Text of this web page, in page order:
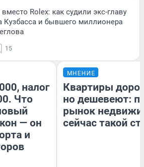
Rolex: как судили экс-главу
Кузбасса и бывшего миллионера
15
налог
Что
— он
и
МНЕНИЕ
Квартиры
но дешевеют:
рынок
сейчас такой